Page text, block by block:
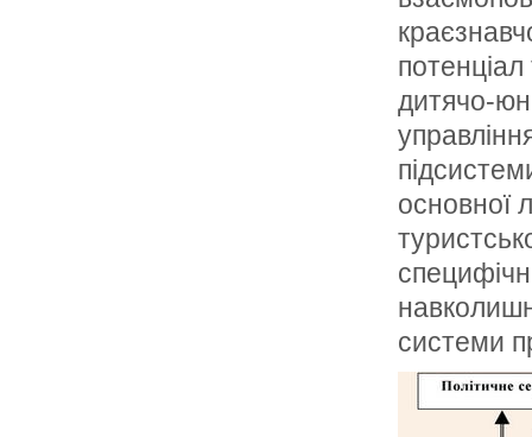
дитячо-
основної
системи